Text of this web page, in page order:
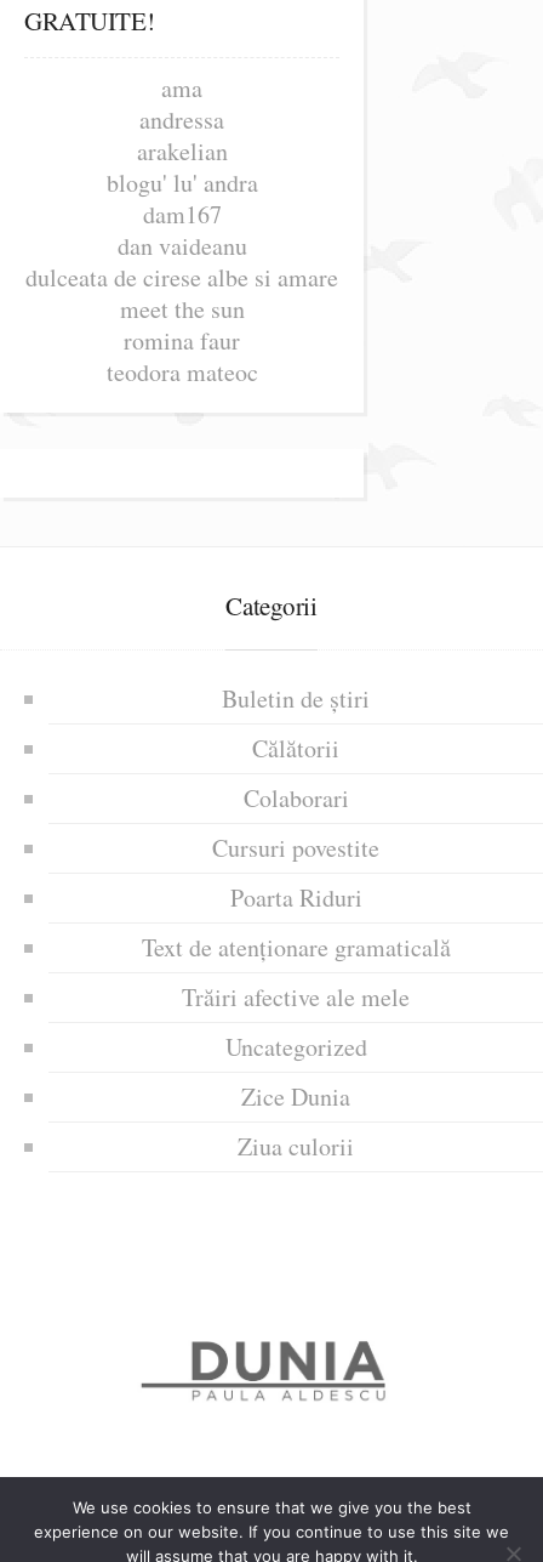
GRATUITE!
ama
andressa
arakelian
blogu' lu' andra
dam167
dan vaideanu
dulceata de cirese albe si amare
meet the sun
romina faur
teodora mateoc
Categorii
Buletin de știri
Călătorii
Colaborari
Cursuri povestite
Poarta Riduri
Text de atenționare gramaticală
Trăiri afective ale mele
Uncategorized
Zice Dunia
Ziua culorii
Politica de confidențialitate Politică privind fișierele cookies
We use cookies to ensure that we give you the best
experience on our website. If you continue to use this site we
will assume that you are happy with it.